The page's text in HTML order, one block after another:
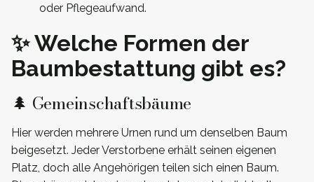
oder Pflegeaufwand.
✨ Welche Formen der
Baumbestattung gibt es?
🌲 Gemeinschaftsbäume
Hier werden mehrere Urnen rund um denselben Baum
beigesetzt. Jeder Verstorbene erhält seinen eigenen
Platz, doch alle Angehörigen teilen sich einen Baum.